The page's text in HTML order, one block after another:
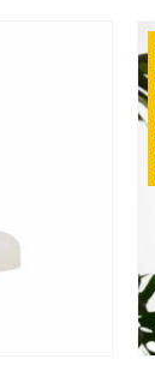
Questo prodotto ha